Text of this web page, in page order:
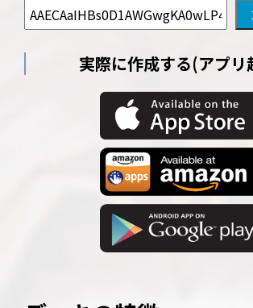
実際に作成する(アプリ